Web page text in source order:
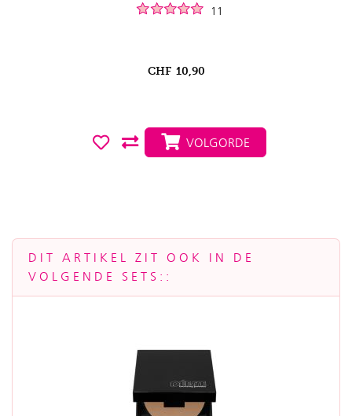
11
CHF 10,90
VOLGORDE
DIT ARTIKEL ZIT OOK IN DE
VOLGENDE SETS::